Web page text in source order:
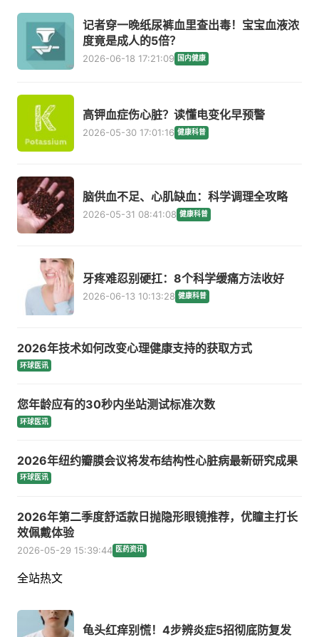
记者穿一晚纸尿裤血里查出毒！宝宝血液浓
度竟是成人的5倍？
2026-06-18 17:21:09 国内健康
高钾血症伤心脏？读懂电变化早预警
2026-05-30 17:01:16 健康科普
脑供血不足、心肌缺血：科学调理全攻略
2026-05-31 08:41:08 健康科普
牙疼难忍别硬扛：8个科学缓痛方法收好
2026-06-13 10:13:28 健康科普
2026年技术如何改变心理健康支持的获取方式
环球医讯
您年龄应有的30秒内坐站测试标准次数
环球医讯
2026年纽约瓣膜会议将发布结构性心脏病最新研究成果
环球医讯
2026年第二季度舒适款日抛隐形眼镜推荐，优瞳主打长
效佩戴体验
2026-05-29 15:39:44 医药资讯
全站热文
龟头红痒别慌！4步辨炎症5招彻底防复发